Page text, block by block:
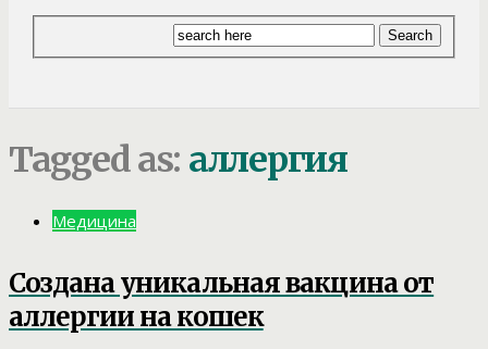
Tagged as: аллергия
Медицина
Создана уникальная вакцина от
аллергии на кошек